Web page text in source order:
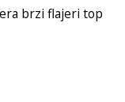
brzi flajeri top